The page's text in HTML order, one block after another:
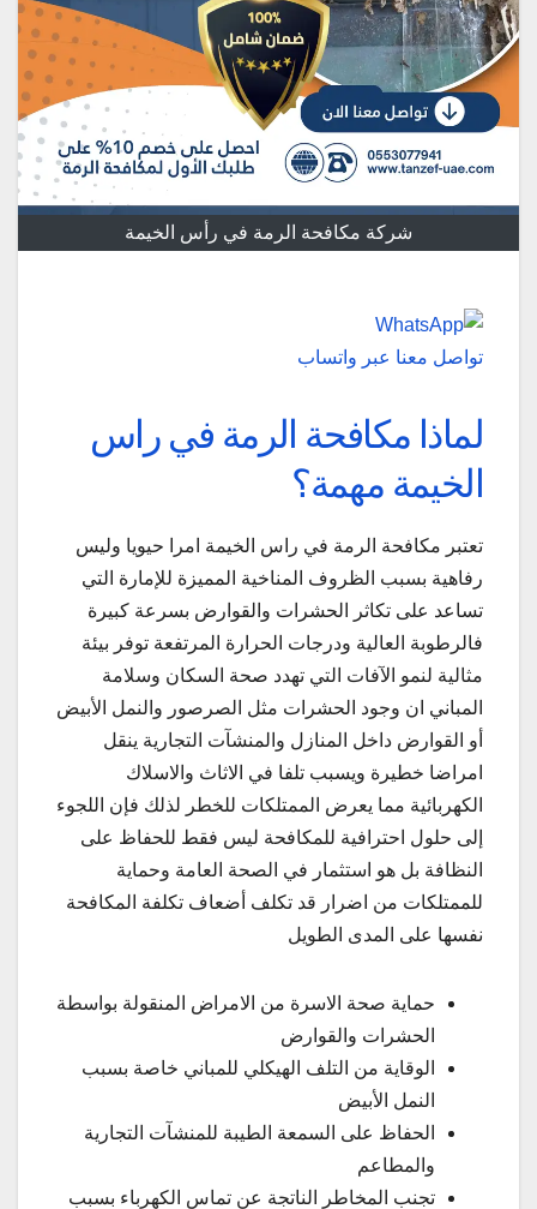
شركة مكافحة الرمة في رأس الخيمة
تواصل معنا عبر واتساب
لماذا مكافحة الرمة في راس
الخيمة مهمة؟
تعتبر مكافحة الرمة في راس الخيمة امرا حيويا وليس
رفاهية بسبب الظروف المناخية المميزة للإمارة التي
تساعد على تكاثر الحشرات والقوارض بسرعة كبيرة
فالرطوبة العالية ودرجات الحرارة المرتفعة توفر بيئة
مثالية لنمو الآفات التي تهدد صحة السكان وسلامة
المباني ان وجود الحشرات مثل الصرصور والنمل الأبيض
أو القوارض داخل المنازل والمنشآت التجارية ينقل
امراضا خطيرة ويسبب تلفا في الاثاث والاسلاك
الكهربائية مما يعرض الممتلكات للخطر لذلك فإن اللجوء
إلى حلول احترافية للمكافحة ليس فقط للحفاظ على
النظافة بل هو استثمار في الصحة العامة وحماية
للممتلكات من اضرار قد تكلف أضعاف تكلفة المكافحة
نفسها على المدى الطويل
حماية صحة الاسرة من الامراض المنقولة بواسطة
الحشرات والقوارض
الوقاية من التلف الهيكلي للمباني خاصة بسبب
النمل الأبيض
الحفاظ على السمعة الطيبة للمنشآت التجارية
والمطاعم
تجنب المخاطر الناتجة عن تماس الكهرباء بسبب